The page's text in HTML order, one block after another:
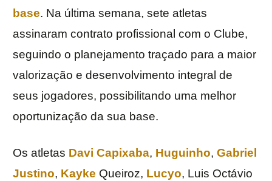
base. Na última semana, sete atletas
assinaram contrato profissional com o Clube,
seguindo o planejamento traçado para a maior
valorização e desenvolvimento integral de
seus jogadores, possibilitando uma melhor
oportunização da sua base.
Os atletas Davi Capixaba, Huguinho, Gabriel
Justino, Kayke Queiroz, Lucyo, Luis Octávio